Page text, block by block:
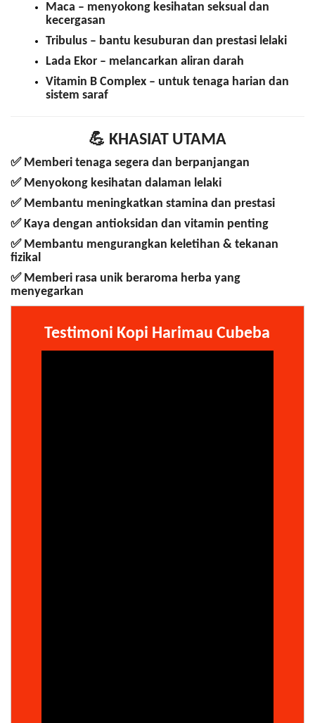
Maca – menyokong kesihatan seksual dan
kecergasan
Tribulus – bantu kesuburan dan prestasi lelaki
Lada Ekor – melancarkan aliran darah
Vitamin B Complex – untuk tenaga harian dan
sistem saraf
💪 KHASIAT UTAMA
✅ Memberi tenaga segera dan berpanjangan
✅ Menyokong kesihatan dalaman lelaki
✅ Membantu meningkatkan stamina dan prestasi
✅ Kaya dengan antioksidan dan vitamin penting
✅ Membantu mengurangkan keletihan & tekanan
fizikal
✅ Memberi rasa unik beraroma herba yang
menyegarkan
Testimoni Kopi Harimau Cubeba